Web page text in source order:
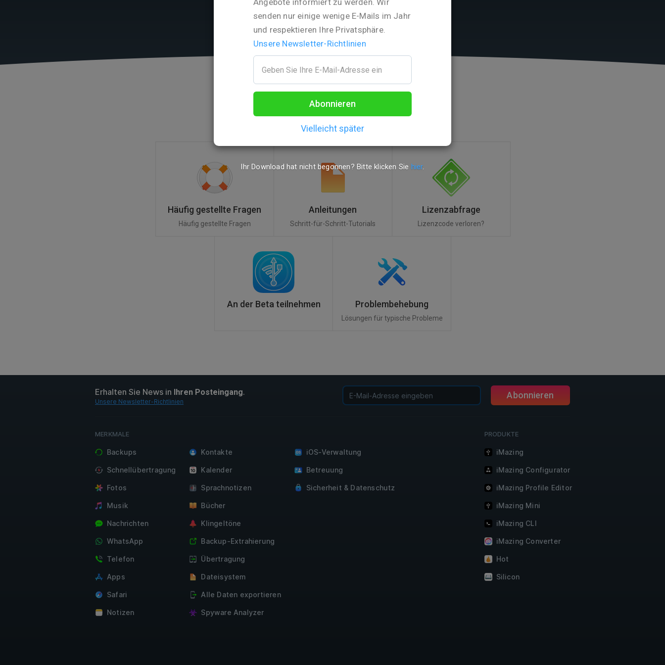
MPEG-4
(H.264)
Ihr Download hat nicht begonnen? Bitte klicken Sie hier
Benötigen Sie Hilfe?
Häufig gestellte Fragen
Häufig gestellte Fragen
Anleitungen
Schritt-für-Schritt-Tutorials
Lizenzabfrage
Lizenzcode verloren?
An der Beta teilnehmen Problembehebung
Lösungen für typische Probleme
Angebote informiert zu werden. Wir
senden nur einige wenige E-Mails im Jahr
und respektieren Ihre Privatsphäre.
Unsere Newsletter-Richtlinien
Abonnieren
Vielleicht später
Ihr Download hat nicht begonnen? Bitte klicken Sie hier.
Erhalten Sie News in Ihren Posteingang.
Unsere Newsletter-Richtlinien
Abonnieren
MERKMALE
Backups
Schnellübertragung
Fotos
Musik
Nachrichten
WhatsApp
Telefon
Apps
Safari
Notizen
Kontakte
Kalender
Sprachnotizen
Bücher
Klingeltöne
Backup-Extrahierung
Übertragung
Dateisystem
Alle Daten exportieren
Spyware Analyzer
iOS-Verwaltung
Betreuung
Sicherheit & Datenschutz
PRODUKTE
iMazing
iMazing Configurator
iMazing Profile Editor
iMazing Mini
iMazing CLI
iMazing Converter
Hot
Silicon